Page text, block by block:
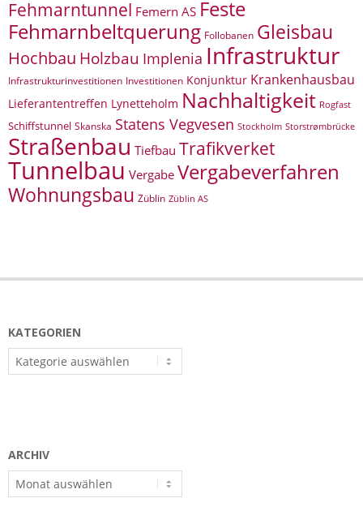
Fehmarntunnel Femern AS Feste
Fehmarnbeltquerung Follobanen Gleisbau
Hochbau Holzbau Implenia Infrastruktur
Infrastrukturinvestitionen Investitionen Konjunktur Krankenhausbau
Lieferantentreffen Lynetteholm Nachhaltigkeit Rogfast
Schiffstunnel Skanska Statens Vegvesen Stockholm Storstrømbrücke
Straßenbau Tiefbau Trafikverket
Tunnelbau Vergabe Vergabeverfahren
Wohnungsbau Züblin Züblin AS
KATEGORIEN
Kategorien
ARCHIV
Archiv